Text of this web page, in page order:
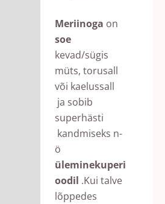
Meriinoga on
soe
kevad/sügis
müts, torusall
või kaelussall
ja sobib
superhästi
kandmiseks n-
ö
üleminekuperi
oodil .Kui talve
lõppedes